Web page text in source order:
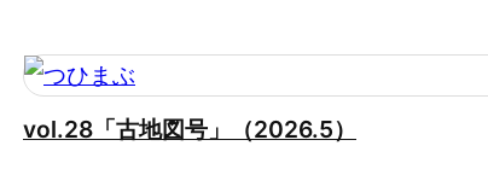
vol.28「古地図号」（2026.5）